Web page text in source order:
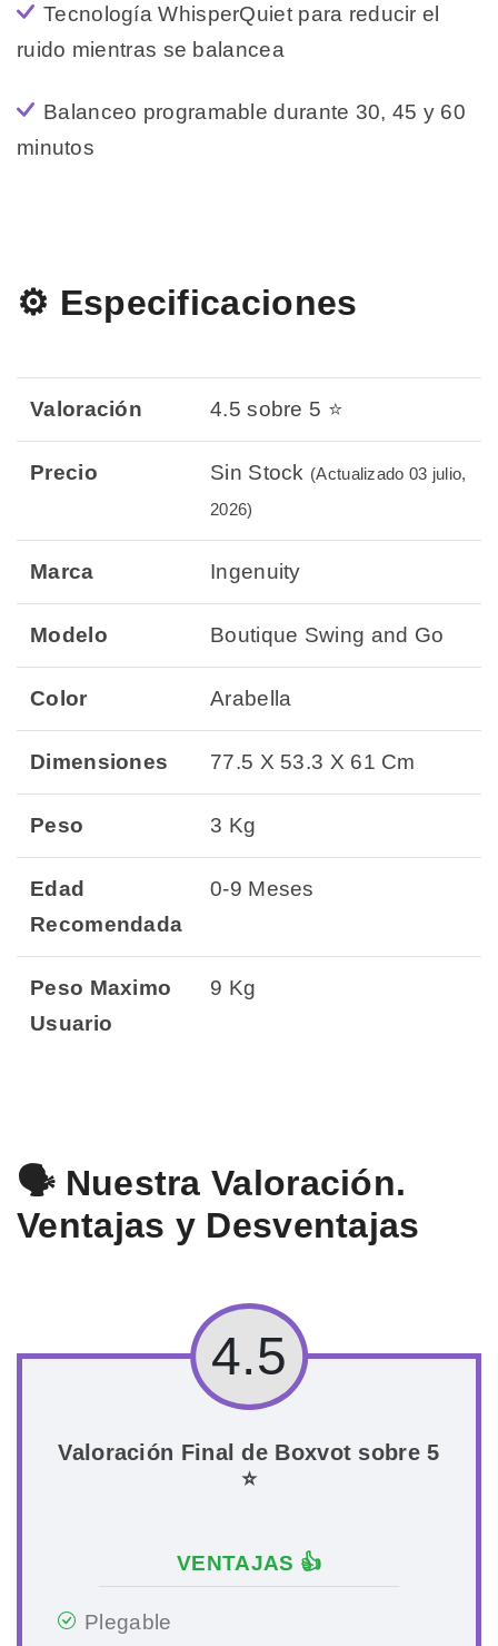
Tecnología WhisperQuiet para reducir el
ruido mientras se balancea
Balanceo programable durante 30, 45 y 60
minutos
⚙️ Especificaciones
Valoración 4.5 sobre 5 ⭐
Precio Sin Stock (Actualizado 03 julio,
2026)
Marca Ingenuity
Modelo Boutique Swing and Go
Color Arabella
Dimensiones 77.5 X 53.3 X 61 Cm
Peso 3 Kg
Edad
Recomendada
0-9 Meses
Peso Maximo
Usuario
9 Kg
🗣️ Nuestra Valoración.
Ventajas y Desventajas
4.5
Valoración Final de Boxvot sobre 5
⭐
VENTAJAS 👍
Plegable